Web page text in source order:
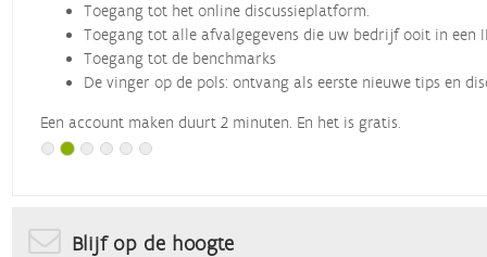
Toegang tot het online discussieplatform.
Toegang tot alle afvalgegevens die uw bedrijf ooit in een
Toegang tot de benchmarks
De vinger op de pols: ontvang als eerste nieuwe tips en
Een account maken duurt 2 minuten. En het is gratis.
Blijf op de hoogte